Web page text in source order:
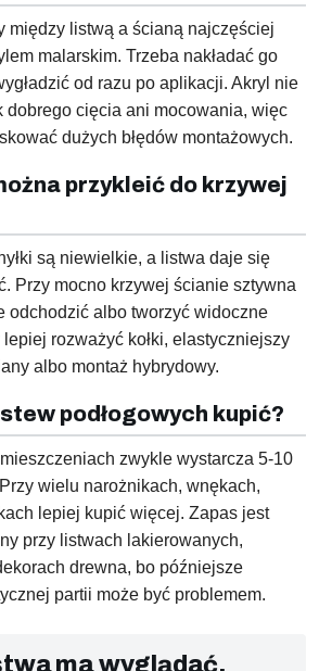
między listwą a ścianą najczęściej
malarskim. Trzeba nakładać go
od razu po aplikacji. Akryl nie
dobrego cięcia ani mocowania, więc
dużych błędów montażowych.
przykleić do krzywej
są niewielkie, a listwa daje się
Przy mocno krzywej ścianie sztywna
odchodzić albo tworzyć widoczne
rozważyć kołki, elastyczniejszy
albo montaż hybrydowy.
podłogowych kupić?
zwykle wystarcza 5-10
wielu narożnikach, wnękach,
lepiej kupić więcej. Zapas jest
przy listwach lakierowanych,
drewna, bo późniejsze
partii może być problemem.
ma wyglądać,